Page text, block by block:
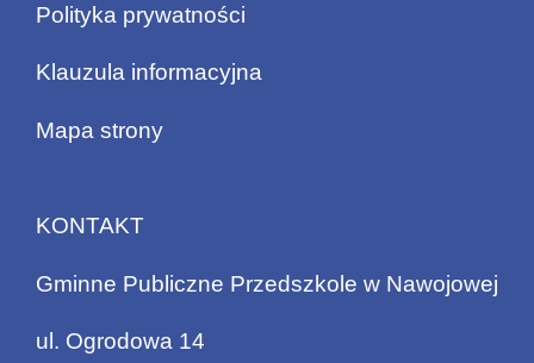
Polityka prywatności
Klauzula informacyjna
Mapa strony
KONTAKT
Gminne Publiczne Przedszkole w Nawojowej
ul. Ogrodowa 14